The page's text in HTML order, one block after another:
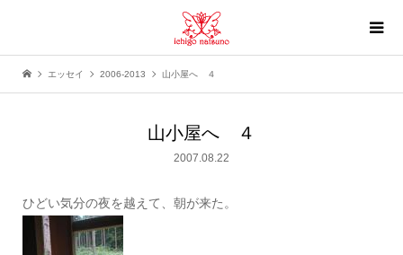
エッセイ 2006-2013 山小屋へ ４
山小屋へ ４
2007.08.22
ひどい気分の夜を越えて、朝が来た。